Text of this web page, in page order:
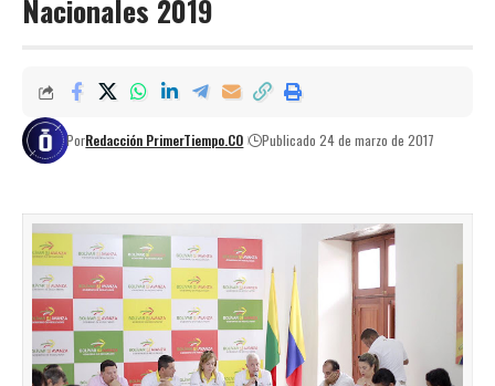
Nacionales 2019
PorRedacción PrimerTiempo.CO Publicado 24 de marzo de 2017